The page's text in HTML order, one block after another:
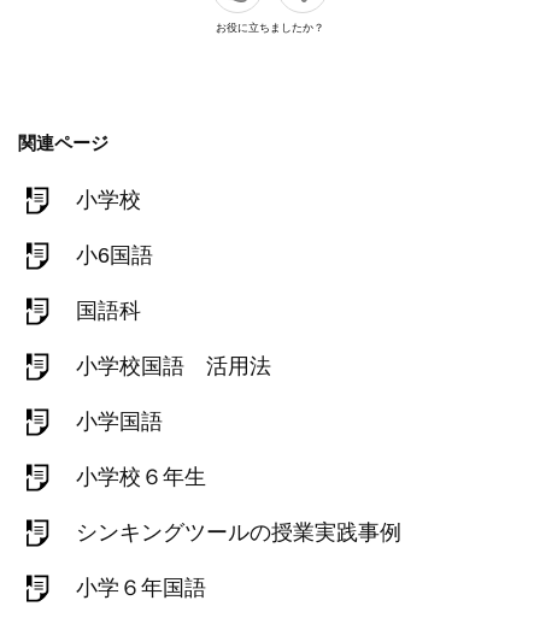
お役に立ちましたか？
関連ページ
小学校
小6国語
国語科
小学校国語 活用法
小学国語
小学校６年生
シンキングツールの授業実践事例
小学６年国語